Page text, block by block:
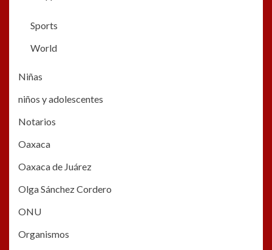
Sports
World
Niñas
niños y adolescentes
Notarios
Oaxaca
Oaxaca de Juárez
Olga Sánchez Cordero
ONU
Organismos